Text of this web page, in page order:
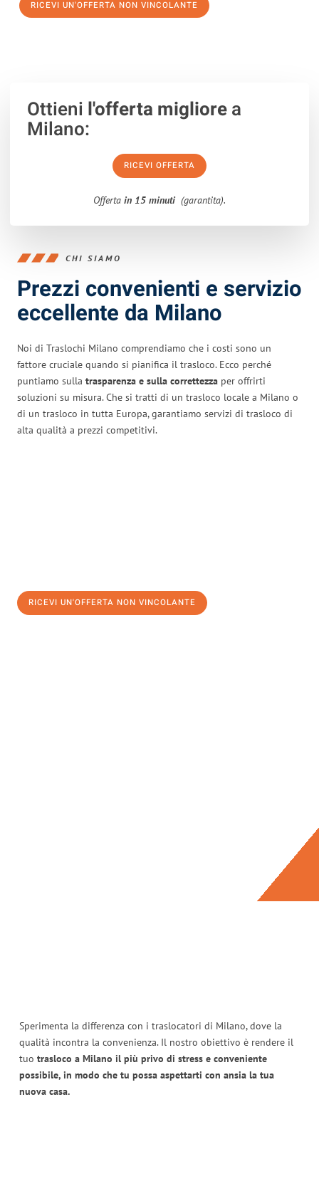
RICEVI UN'OFFERTA NON VINCOLANTE
Ottieni l'offerta migliorea
Milano:
RICEVI OFFERTA
Offerta in 15 minuti (garantita).
CHI SIAMO
Prezzi convenienti e servizio
eccellente da Milano
Noi di Traslochi Milano comprendiamo che i costi sono un
fattore cruciale quando si pianifica il trasloco. Ecco perché
puntiamo sulla trasparenza e sulla correttezza per offrirti
soluzioni su misura. Che si tratti di un trasloco locale a Milano o
di un trasloco in tutta Europa, garantiamo servizi di trasloco di
alta qualità a prezzi competitivi.
RICEVI UN'OFFERTA NON VINCOLANTE
Sperimenta la differenza con i traslocatori di Milano, dove la
qualità incontra la convenienza. Il nostro obiettivo è rendere il
tuo trasloco a Milano il più privo di stress e conveniente
possibile, in modo che tu possa aspettarti con ansia la tua
nuova casa.